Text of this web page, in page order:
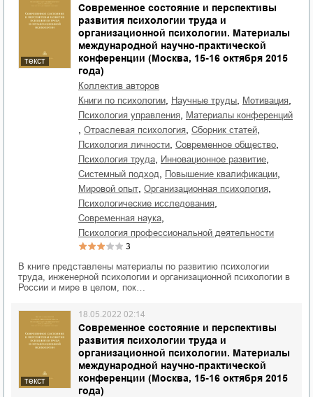
текст
Современное состояние и перспективы
развития психологии труда и
организационной психологии. Материалы
международной научно-практической
конференции (Москва, 15-16 октября 2015
года)
Коллектив авторов
книги по психологии
научные труды мотивация
психология управления материалы конференций
отраслевая психология сборник статей
психология личности современное общество
психология труда инновационное развитие
системный подход повышение квалификации
мировой опыт организационная психология
психологические исследования
современная наука
психология профессиональной деятельности
3
В книге представлены материалы по развитию психологии
труда, инженерной психологии и организационной психологии в
России и мире в целом, пок…
текст
Современное состояние и перспективы
развития психологии труда и
организационной психологии. Материалы
международной научно-практической
конференции (Москва, 15-16 октября 2015
года)
18.05.2022 02:14